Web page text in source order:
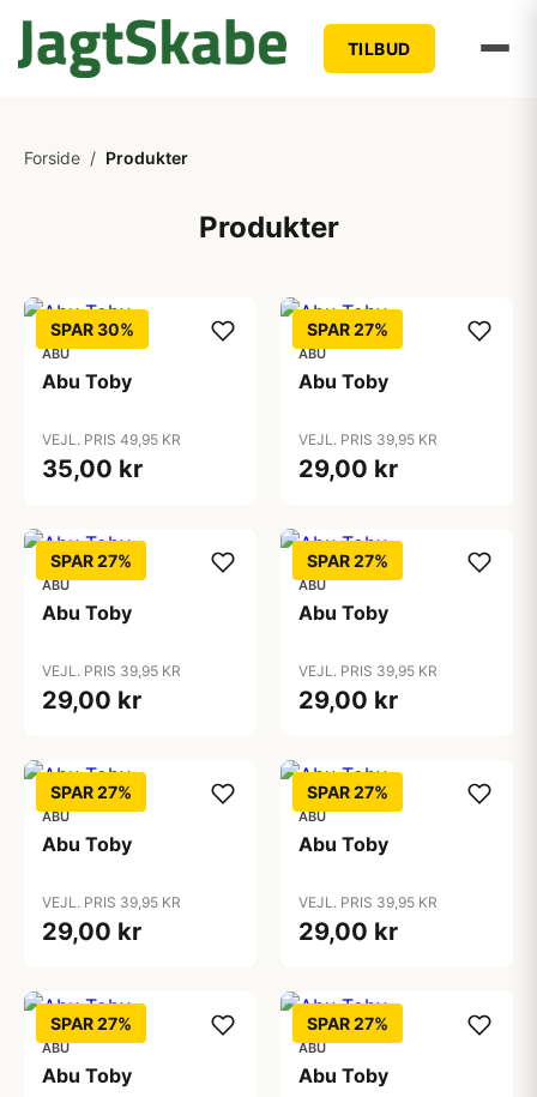
TILBUD
Forside / Produkter
Produkter
SPAR 30%
ABU
Abu Toby
VEJL. PRIS 49,95 KR
35,00 kr
SPAR 27%
ABU
Abu Toby
VEJL. PRIS 39,95 KR
29,00 kr
SPAR 27%
ABU
Abu Toby
VEJL. PRIS 39,95 KR
29,00 kr
SPAR 27%
ABU
Abu Toby
VEJL. PRIS 39,95 KR
29,00 kr
SPAR 27%
ABU
Abu Toby
VEJL. PRIS 39,95 KR
29,00 kr
SPAR 27%
ABU
Abu Toby
VEJL. PRIS 39,95 KR
29,00 kr
SPAR 27%
ABU
Abu Toby
SPAR 27%
ABU
Abu Toby